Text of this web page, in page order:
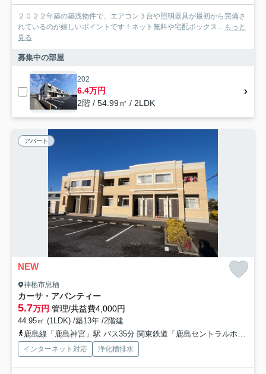
２０２２年築の築浅物件で、エアコン３台や照明器具が最初から完備さ
れているのが嬉しいポイントです！ネット無料や宅配ボックス... もっと
見る
募集中の部屋
202
6.4万円
2階 / 54.99㎡ / 2LDK
アパート
NEW
神栖市息栖
カーサ・アバンティー
5.7万円 管理/共益費4,000円
44.95㎡ (1LDK) /築13年 /2階建
鹿島線「鹿島神宮」駅 バス35分 関東鉄道「鹿島セントラルホテル」 停歩21分
インターネット対応 浄化槽排水